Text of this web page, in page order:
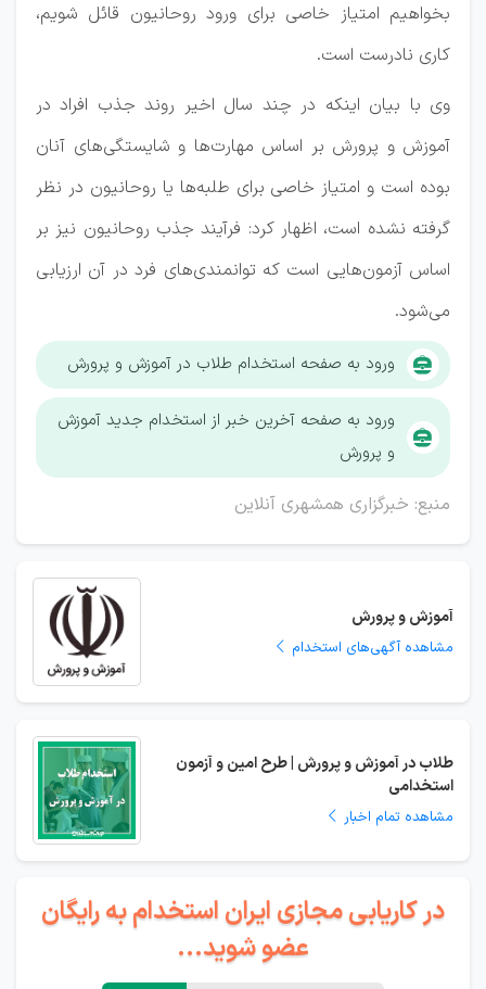
بخواهیم امتیاز خاصی برای ورود روحانیون قائل شویم،
کاری نادرست است.
وی با بیان اینکه در چند سال اخیر روند جذب افراد در
آموزش و پرورش بر اساس مهارت‌ها و شایستگی‌های آنان
بوده است و امتیاز خاصی برای طلبه‌ها یا روحانیون در نظر
گرفته نشده است، اظهار کرد: فرآیند جذب روحانیون نیز بر
اساس آزمون‌هایی است که توانمندی‌های فرد در آن ارزیابی
می‌شود.
ورود به صفحه استخدام طلاب در آموزش و پرورش
ورود به صفحه آخرین خبر از استخدام جدید آموزش
و پرورش
منبع: خبرگزاری همشهری آنلاین
آموزش و پرورش
مشاهده آگهی‌های استخدام
طلاب در آموزش و پرورش | طرح امین و آزمون
استخدامی
مشاهده تمام اخبار
در کاریابی مجازی ایران استخدام به رایگان
عضو شوید...